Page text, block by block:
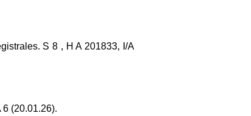
S 8 , H A 201833, I/A
(20.01.26).